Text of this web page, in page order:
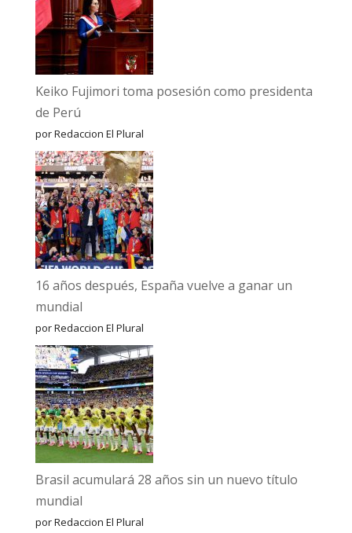
Keiko Fujimori toma posesión como presidenta
de Perú
por Redaccion El Plural
16 años después, España vuelve a ganar un
mundial
por Redaccion El Plural
Brasil acumulará 28 años sin un nuevo título
mundial
por Redaccion El Plural